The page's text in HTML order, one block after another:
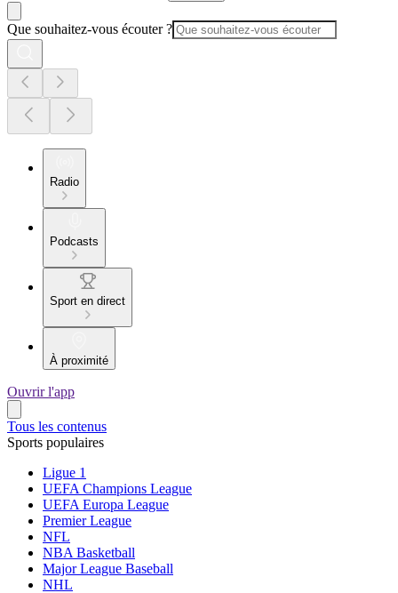
Que souhaitez-vous écouter ?
Radio
Podcasts
Sport en direct
À proximité
Ouvrir l'app
Tous les contenus
Sports populaires
Ligue 1
UEFA Champions League
UEFA Europa League
Premier League
NFL
NBA Basketball
Major League Baseball
NHL